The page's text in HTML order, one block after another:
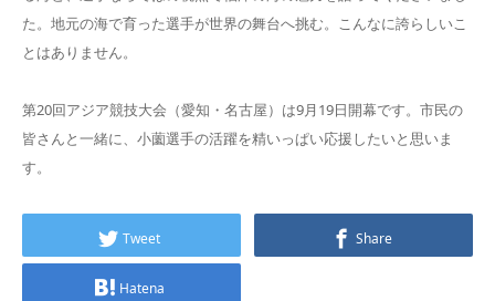
た。地元の海で育った選手が世界の舞台へ挑む。こんなに誇らしいこ
とはありません。
第20回アジア競技大会（愛知・名古屋）は9月19日開幕です。市民の
皆さんと一緒に、小薗選手の活躍を精いっぱい応援したいと思いま
す。
Tweet Share
Hatena